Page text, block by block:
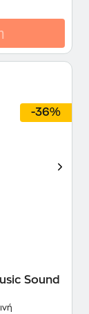
-36%
Sound